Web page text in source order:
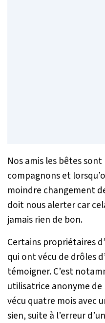
Nos amis les bêtes
compagnons et
moindre changement
doit nous alerter car
jamais rien de bon.
Certains propriétaires
qui ont vécu de drôles
témoigner. C’est
utilisatrice anonyme
vécu quatre mois avec
sien, suite à l’erreur